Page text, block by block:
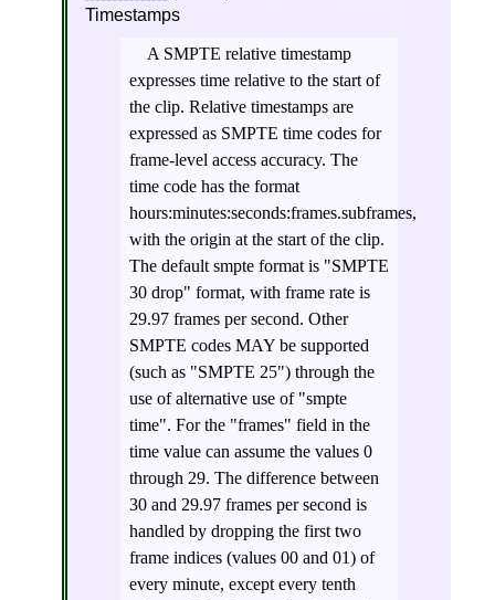
Timestamps
A SMPTE relative timestamp
expresses time relative to the start of
the clip. Relative timestamps are
expressed as SMPTE time codes for
frame-level access accuracy. The
time code has the format
hours:minutes:seconds:frames.subframes,
with the origin at the start of the clip.
The default smpte format is "SMPTE
30 drop" format, with frame rate is
29.97 frames per second. Other
SMPTE codes MAY be supported
(such as "SMPTE 25") through the
use of alternative use of "smpte
time". For the "frames" field in the
time value can assume the values 0
through 29. The difference between
30 and 29.97 frames per second is
handled by dropping the first two
frame indices (values 00 and 01) of
every minute, except every tenth